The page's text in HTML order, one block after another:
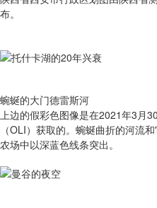
布。
蜿蜒的大门德雷斯河
上边的假彩色图像是在2021年3月
（OLI）获取的。蜿蜒曲折的河流
农场中以深蓝色线条突出。